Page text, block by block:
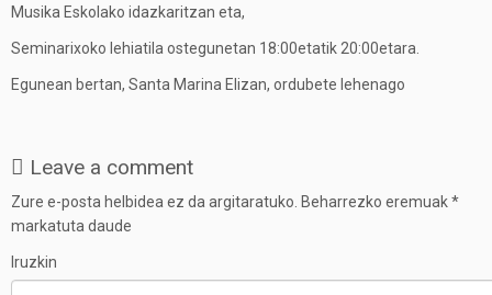
Musika Eskolako idazkaritzan eta,
Seminarixoko lehiatila ostegunetan 18:00etatik 20:00etara.
Egunean bertan, Santa Marina Elizan, ordubete lehenago
Leave a comment
Zure e-posta helbidea ez da argitaratuko. Beharrezko eremuak*
markatuta daude
Iruzkin